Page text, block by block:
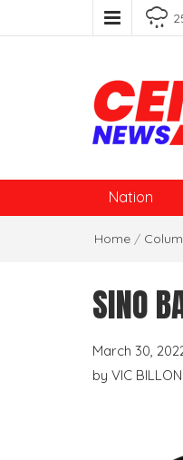
Nation
Home /
SINO
March 30,
by VIC